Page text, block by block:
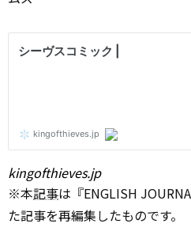
kingofthieves.jp
※本記事は『ENGLISH
た記事を再編集したものです。